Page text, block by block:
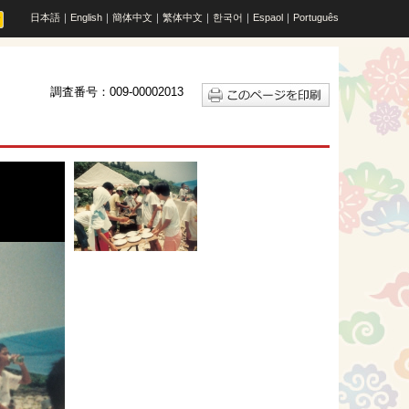
日本語 ｜ English ｜ 簡体中文 ｜ 繁体中文 ｜ 한국어 ｜ Espaol ｜ Português
調査番号：009-00002013